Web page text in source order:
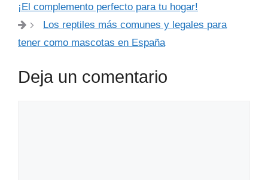
¡El complemento perfecto para tu hogar!
Los reptiles más comunes y legales para
tener como mascotas en España
Deja un comentario